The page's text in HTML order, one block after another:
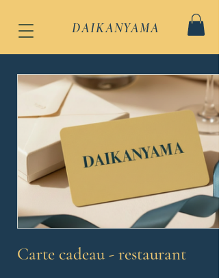
DAIKANYAMA
Carte cadeau - restaurant